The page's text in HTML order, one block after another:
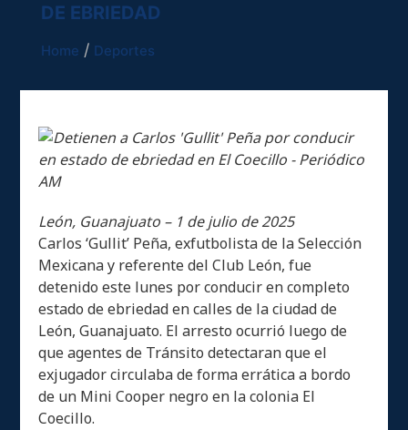
DE EBRIEDAD
Home Deportes
León, Guanajuato – 1 de julio de 2025
Carlos ‘Gullit’ Peña, exfutbolista de la Selección
Mexicana y referente del Club León, fue
detenido este lunes por conducir en completo
estado de ebriedad en calles de la ciudad de
León, Guanajuato. El arresto ocurrió luego de
que agentes de Tránsito detectaran que el
exjugador circulaba de forma errática a bordo
de un Mini Cooper negro en la colonia El
Coecillo.